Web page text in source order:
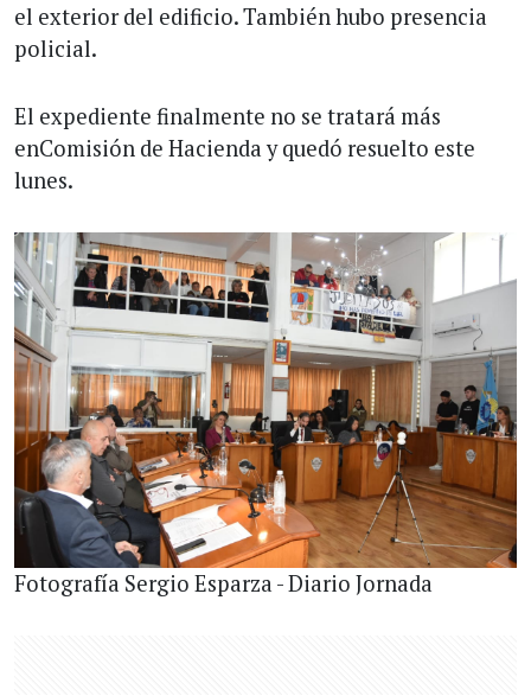
el exterior del edificio. También hubo presencia
policial.
El expediente finalmente no se tratará más
enComisión de Hacienda y quedó resuelto este
lunes.
Fotografía Sergio Esparza - Diario Jornada